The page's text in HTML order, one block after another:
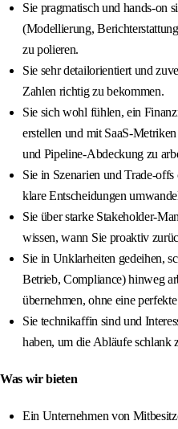
Sie pragmatisch und hands-on
(Modellierung,
zu polieren.
Sie sehr detailorientiert und
Zahlen richtig zu bekommen.
Sie sich wohl fühlen, ein
erstellen und mit SaaS-
und Pipeline-Abdeckung zu
Sie in Szenarien und Trade-
klare Entscheidungen
Sie über starke Stakeholder-
wissen, wann Sie proaktiv
Sie in Unklarheiten gedeihen,
Betrieb, Compliance) hinweg
übernehmen, ohne eine
Sie technikaffin sind und
haben, um die Abläufe schlank
Was wir bieten
Ein Unternehmen von